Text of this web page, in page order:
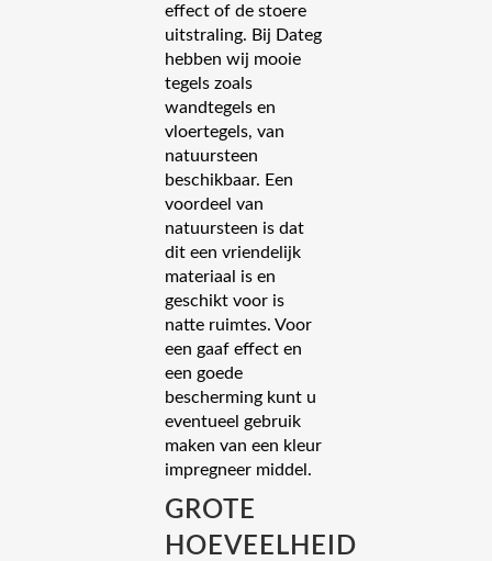
effect of de stoere
uitstraling. Bij Dateg
hebben wij mooie
tegels zoals
wandtegels en
vloertegels, van
natuursteen
beschikbaar. Een
voordeel van
natuursteen is dat
dit een vriendelijk
materiaal is en
geschikt voor is
natte ruimtes. Voor
een gaaf effect en
een goede
bescherming kunt u
eventueel gebruik
maken van een kleur
impregneer middel.
GROTE
HOEVEELHEID